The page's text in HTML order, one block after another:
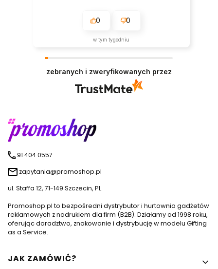
0 0
w tym tygodniu
zebranych i zweryfikowanych przez
91 404 0557
zapytania@promoshop.pl
ul. Staffa 12, 71-149 Szczecin, PL
Promoshop.pl to bezpośredni dystrybutor i hurtownia gadżetów
reklamowych z nadrukiem dla firm (B2B). Działamy od 1998 roku,
oferując doradztwo, znakowanie i dystrybucję w modelu Gifting
as a Service.
Linki w stopce
JAK ZAMÓWIĆ?